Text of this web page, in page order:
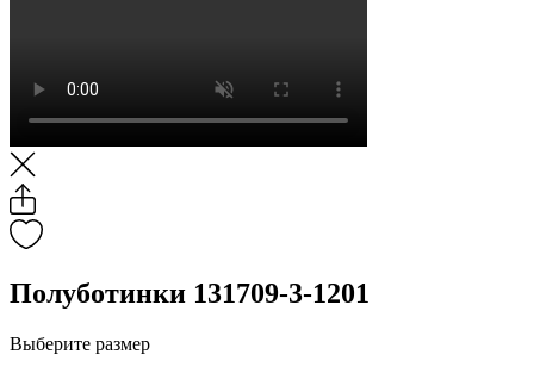
Полуботинки 131709-3-1201
Выберите размер